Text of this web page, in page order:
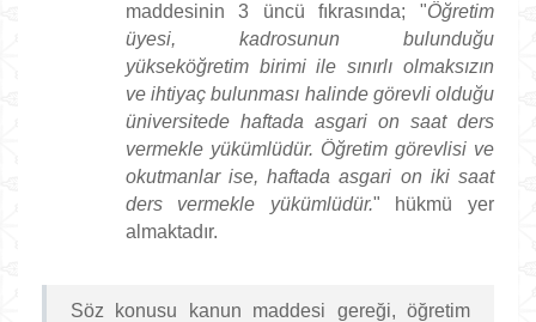
maddesinin 3 üncü fıkrasında; "Öğretim
üyesi, kadrosunun bulunduğu
yükseköğretim birimi ile sınırlı olmaksızın
ve ihtiyaç bulunması halinde görevli olduğu
üniversitede haftada asgari on saat ders
vermekle yükümlüdür. Öğretim görevlisi ve
okutmanlar ise, haftada asgari on iki saat
ders vermekle yükümlüdür." hükmü yer
almaktadır.
Söz konusu kanun maddesi gereği, öğretim